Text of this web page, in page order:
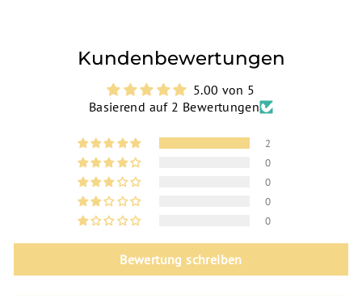
Kundenbewertungen
5.00 von 5
Basierend auf 2 Bewertungen
2
0
0
0
0
Bewertung schreiben